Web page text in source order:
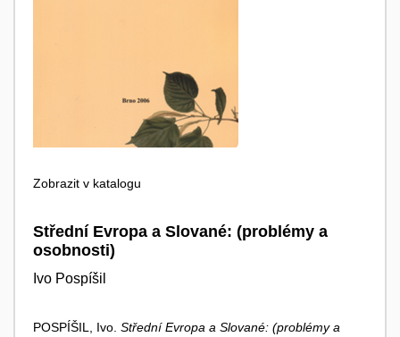
Zobrazit v katalogu
Střední Evropa a Slované: (problémy a
osobnosti)
Ivo Pospíšil
POSPÍŠIL, Ivo. Střední Evropa a Slované: (problémy a